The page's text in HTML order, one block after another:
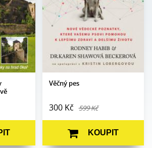
Věčný pes
300 Kč 599 Kč
Formát:
165 x 237
Vazba:
V8a (pevná)
Datum
vydání:
28. 5. 2024
KOUPIT